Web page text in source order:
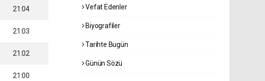
21:04
21:03
21:02
21:00
Vefat Edenler
Biyografiler
Tarihte Bugün
Günün Sözü